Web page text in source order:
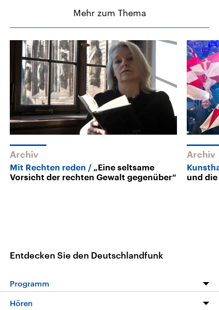
Mehr zum Thema
Archiv
Mit Rechten reden
„Eine seltsame
Vorsicht der rechten Gewalt gegenüber“
Archiv
und
Entdecken Sie den Deutschlandfunk
Programm
Programm
Hören